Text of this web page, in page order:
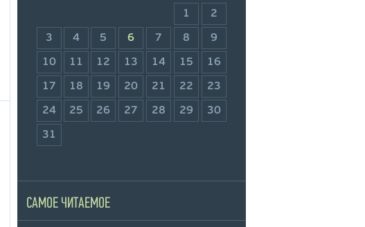
1 2
3 4 5 6 7 8 9
10 11 12 13 14 15 16
17 18 19 20 21 22 23
24 25 26 27 28 29 30
31
САМОЕ ЧИТАЕМОЕ